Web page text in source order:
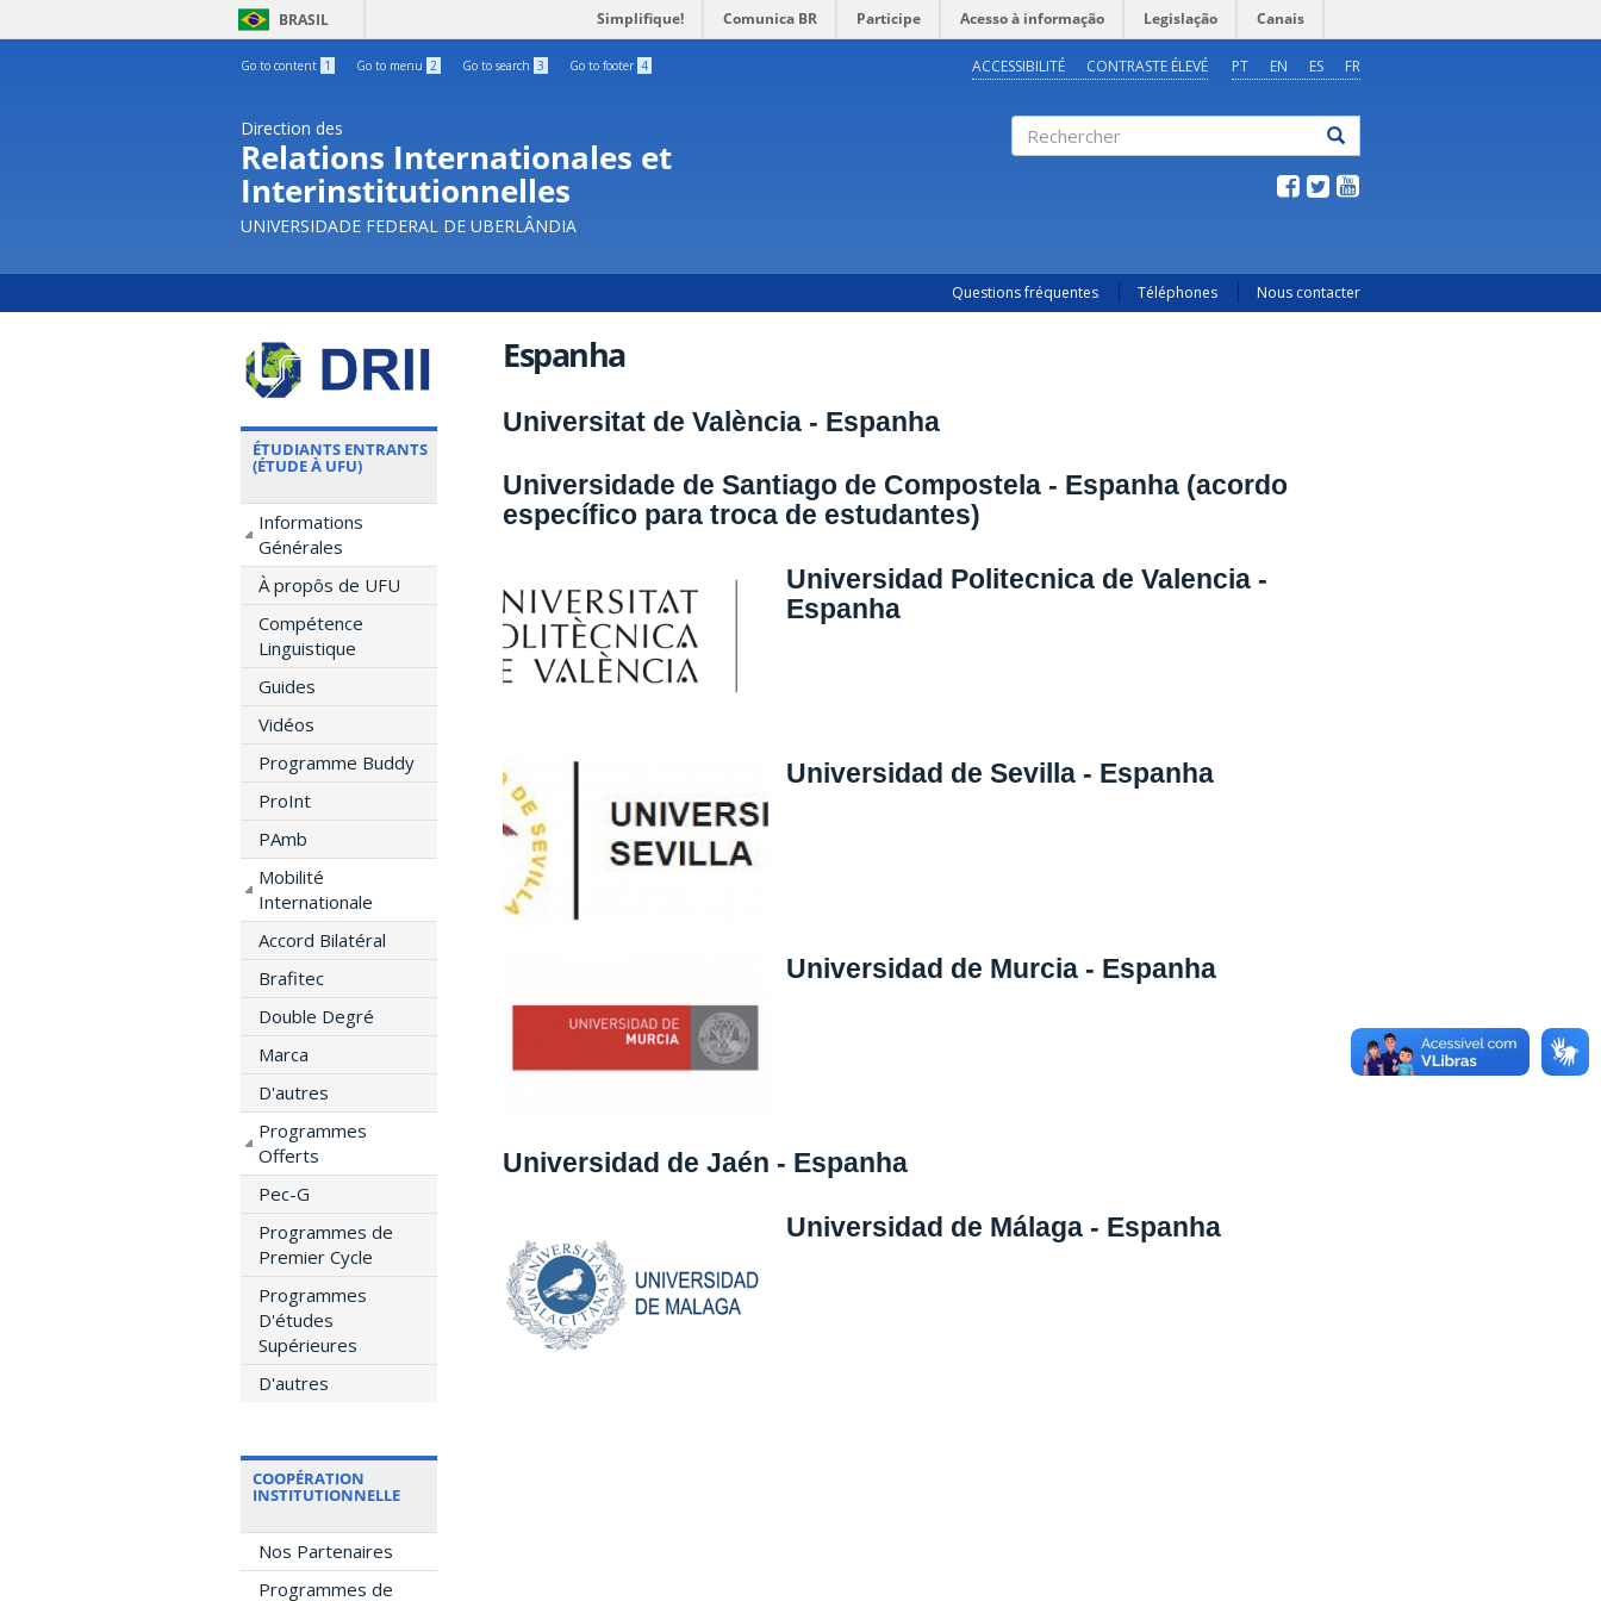
BRASIL Simplifique! Comunica BR Participe Acesso à informação Legislação Canais
Go to content 1 Go to menu 2 Go to search 3 Go to footer 4 PT EN ES FR
ACCESSIBILITÉ CONTRASTE ÉLEVÉ
Direction des
Relations Internationales et
Interinstitutionnelles
UNIVERSIDADE FEDERAL DE UBERLÂNDIA
Questions fréquentes Téléphones Nous contacter
ÉTUDIANTS ENTRANTS
(ÉTUDE À UFU)
Informations
Générales
À propôs de UFU
Compétence
Linguistique
Guides
Vidéos
Programme Buddy
ProInt
PAmb
Mobilité
Internationale
Accord Bilatéral
Brafitec
Double Degré
Marca
D'autres
Programmes
Offerts
Pec-G
Programmes de
Premier Cycle
Programmes
D'études
Supérieures
D'autres
COOPÉRATION
INSTITUTIONNELLE
Nos Partenaires
Programmes de
Espanha
Universitat de València - Espanha
Universidade de Santiago de Compostela - Espanha (acordo
específico para troca de estudantes)
Universidad Politecnica de Valencia -
Espanha
Universidad de Sevilla - Espanha
Universidad de Murcia - Espanha
Universidad de Jaén - Espanha
Universidad de Málaga - Espanha